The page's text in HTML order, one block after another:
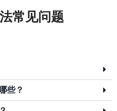
常见问题
些？